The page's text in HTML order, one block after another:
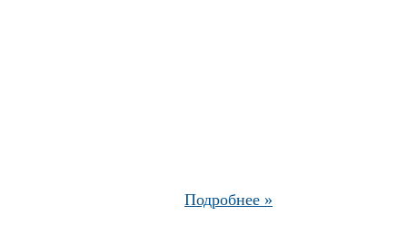
Подробнее »